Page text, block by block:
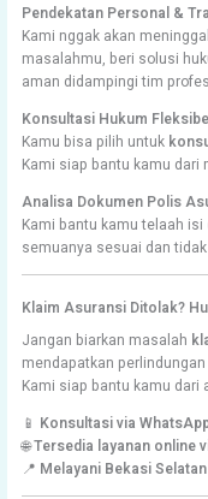
Pendekatan Personal &
Kami nggak akan
masalahmu, beri solusi
aman didampingi tim
Konsultasi Hukum
Kamu bisa pilih untuk
Kami siap bantu kamu dari
Analisa Dokumen Polis
Kami bantu kamu telaah isi
semuanya sesuai dan
Klaim Asuransi Ditolak?
Jangan biarkan masalah
mendapatkan
Kami siap bantu kamu
📱 Konsultasi via
🌐Tersedia layanan online
📍 Melayani Bekasi